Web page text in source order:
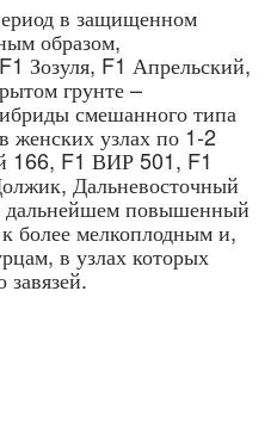
в защищенном
образом,
Зозуля, F1 Апрельский,
грунте –
смешанного типа
женских узлах по 1-2
166, F1 ВИР 501, F1
Дальневосточный
повышенный
к более мелкоплодным и,
в узлах которых
завязей.